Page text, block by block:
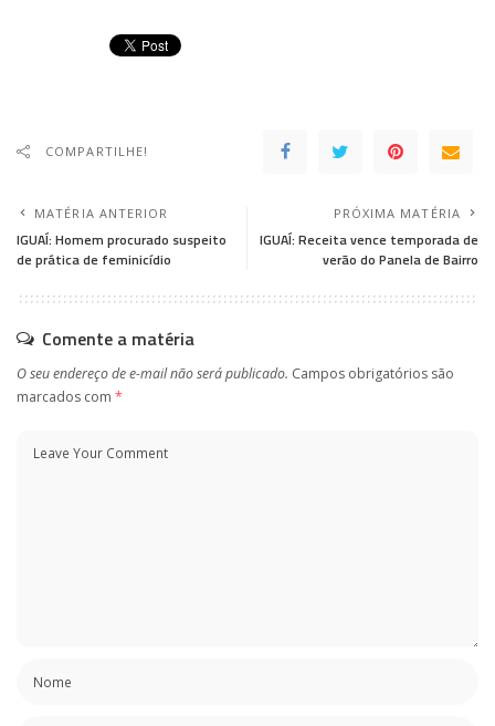
COMPARTILHE!
MATÉRIA ANTERIOR
IGUAÍ: Homem procurado suspeito
de prática de feminicídio
PRÓXIMA MATÉRIA
IGUAÍ: Receita vence temporada de
verão do Panela de Bairro
Comente a matéria
O seu endereço de e-mail não será publicado. Campos obrigatórios são
marcados com *